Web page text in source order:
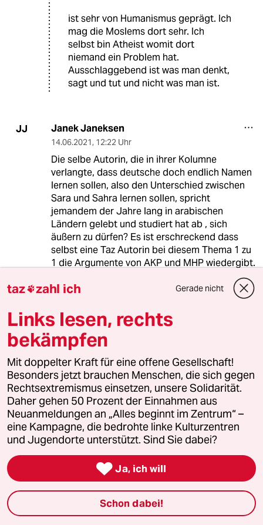
ist sehr von Humanismus geprägt. Ich
mag die Moslems dort sehr. Ich
selbst bin Atheist womit dort
niemand ein Problem hat.
Ausschlaggebend ist was man denkt,
sagt und tut und nicht was man ist.
JJ Janek Janeksen
14.06.2021, 12:22 Uhr
Die selbe Autorin, die in ihrer Kolumne
verlangte, dass deutsche doch endlich Namen
lernen sollen, also den Unterschied zwischen
Sara und Sahra lernen sollen, spricht
jemandem der Jahre lang in arabischen
Ländern gelebt und studiert hat ab , sich
äußern zu dürfen? Es ist erschreckend dass
selbst eine Taz Autorin bei diesem Thema 1 zu
1 die Argumente von AKP und MHP wiedergibt.
Es wäre super interessant, wenn Sie einfach
Aussagen machen würden. Diese sind häufig
eindeutig belegbar. Zum Thema
Gleichberechtigung empfehle ich die Seite
womenstats.com .
Bitte belegen Sie Ihre Anschuldigungen mit
Fakten , nicht mit Gefühlen.
DS Deep South
Generalverdächtigungen und
Verallgemeinerungen helfen bei Integration
und Verständnis von Muslimen ebensowenig
wie reflexartige Abwehrhaltung, wenn
bestimmte kulturell geprägte Probleme offen
taz zahl ich Gerade nicht
Links lesen, rechts
bekämpfen
Mit doppelter Kraft für eine offene Gesellschaft!
Besonders jetzt brauchen Menschen, die sich gegen
Rechtsextremismus einsetzen, unsere Solidarität.
Daher gehen 50 Prozent der Einnahmen aus
Neuanmeldungen an „Alles beginnt im Zentrum“ –
eine Kampagne, die bedrohte linke Kulturzentren
und Jugendorte unterstützt. Sind Sie dabei?
 Ja, ich will
Schon dabei!